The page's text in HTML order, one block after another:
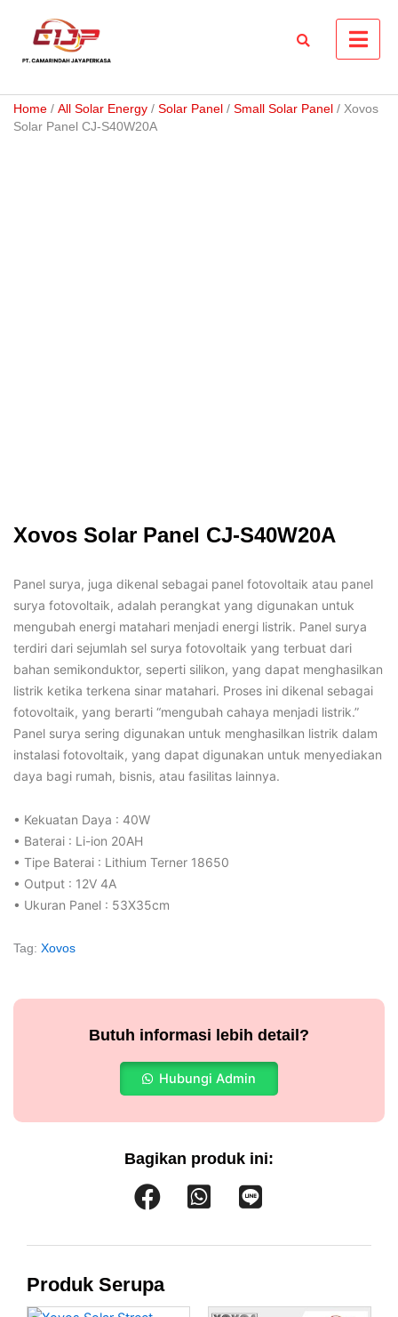
Home / All Solar Energy / Solar Panel / Small Solar Panel / Xovos
Solar Panel CJ-S40W20A
Xovos Solar Panel CJ-S40W20A
Panel surya, juga dikenal sebagai panel fotovoltaik atau panel
surya fotovoltaik, adalah perangkat yang digunakan untuk
mengubah energi matahari menjadi energi listrik. Panel surya
terdiri dari sejumlah sel surya fotovoltaik yang terbuat dari
bahan semikonduktor, seperti silikon, yang dapat menghasilkan
listrik ketika terkena sinar matahari. Proses ini dikenal sebagai
fotovoltaik, yang berarti “mengubah cahaya menjadi listrik.”
Panel surya sering digunakan untuk menghasilkan listrik dalam
instalasi fotovoltaik, yang dapat digunakan untuk menyediakan
daya bagi rumah, bisnis, atau fasilitas lainnya.
• Kekuatan Daya : 40W
• Baterai : Li-ion 20AH
• Tipe Baterai : Lithium Terner 18650
• Output : 12V 4A
• Ukuran Panel : 53X35cm
Tag: Xovos
Butuh informasi lebih detail?
Hubungi Admin
Bagikan produk ini:
Produk Serupa